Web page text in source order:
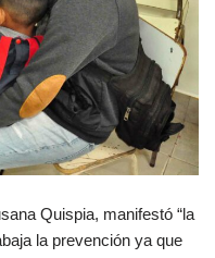
Quispia, manifestó “la
la prevención ya que